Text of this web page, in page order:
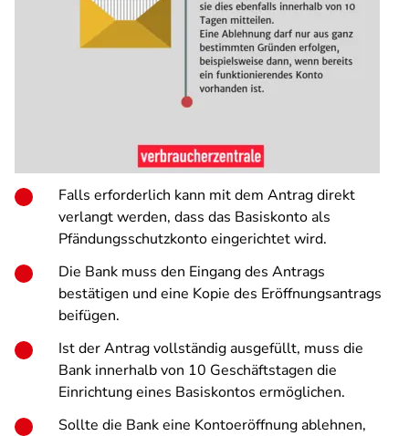
Falls erforderlich kann mit dem Antrag direkt
verlangt werden, dass das Basiskonto als
Pfändungsschutzkonto eingerichtet wird.
Die Bank muss den Eingang des Antrags
bestätigen und eine Kopie des Eröffnungsantrags
beifügen.
Ist der Antrag vollständig ausgefüllt, muss die
Bank innerhalb von 10 Geschäftstagen die
Einrichtung eines Basiskontos ermöglichen.
Sollte die Bank eine Kontoeröffnung ablehnen,